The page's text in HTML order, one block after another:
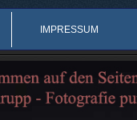
IMPRESSUM